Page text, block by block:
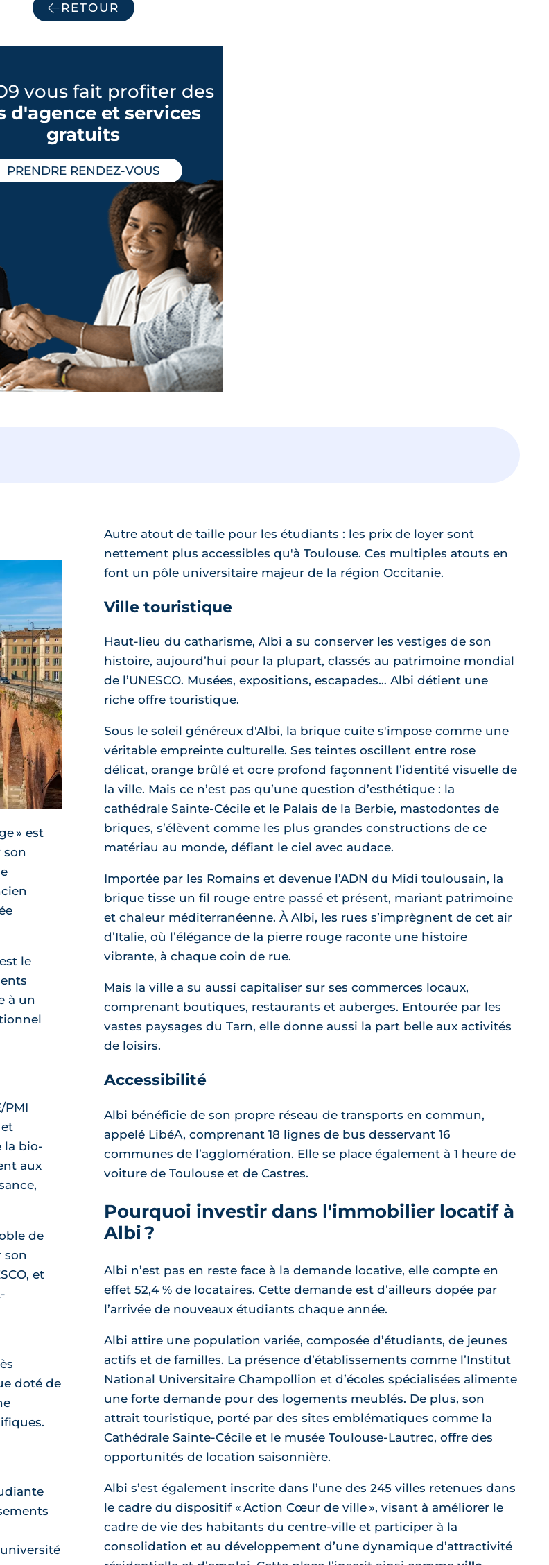
RETOUR
vous fait profiter des
d'agence et services
gratuits
PRENDRE RENDEZ-VOUS
» est
son
le
à un
PMI
la bio-
aux
de
son
et
doté de
Autre atout de taille pour les étudiants : les prix de loyer sont
nettement plus accessibles qu'à Toulouse. Ces multiples atouts en
font un pôle universitaire majeur de la région Occitanie.
Ville touristique
Haut-lieu du catharisme, Albi a su conserver les vestiges de son
histoire, aujourd’hui pour la plupart, classés au patrimoine mondial
de l’UNESCO. Musées, expositions, escapades… Albi détient une
riche offre touristique.
Sous le soleil généreux d'Albi, la brique cuite s'impose comme une
véritable empreinte culturelle. Ses teintes oscillent entre rose
délicat, orange brûlé et ocre profond façonnent l’identité visuelle de
la ville. Mais ce n’est pas qu’une question d’esthétique : la
cathédrale Sainte-Cécile et le Palais de la Berbie, mastodontes de
briques, s’élèvent comme les plus grandes constructions de ce
matériau au monde, défiant le ciel avec audace.
Importée par les Romains et devenue l’ADN du Midi toulousain, la
brique tisse un fil rouge entre passé et présent, mariant patrimoine
et chaleur méditerranéenne. À Albi, les rues s’imprègnent de cet air
d’Italie, où l’élégance de la pierre rouge raconte une histoire
vibrante, à chaque coin de rue.
Mais la ville a su aussi capitaliser sur ses commerces locaux,
comprenant boutiques, restaurants et auberges. Entourée par les
vastes paysages du Tarn, elle donne aussi la part belle aux activités
de loisirs.
Accessibilité
Albi bénéficie de son propre réseau de transports en commun,
appelé LibéA, comprenant 18 lignes de bus desservant 16
communes de l’agglomération. Elle se place également à 1 heure de
voiture de Toulouse et de Castres.
Pourquoi investir dans l'immobilier locatif à
Albi ?
Albi n’est pas en reste face à la demande locative, elle compte en
effet 52,4 % de locataires. Cette demande est d’ailleurs dopée par
l’arrivée de nouveaux étudiants chaque année.
Albi attire une population variée, composée d’étudiants, de jeunes
actifs et de familles. La présence d’établissements comme l’Institut
National Universitaire Champollion et d’écoles spécialisées alimente
une forte demande pour des logements meublés. De plus, son
attrait touristique, porté par des sites emblématiques comme la
Cathédrale Sainte-Cécile et le musée Toulouse-Lautrec, offre des
opportunités de location saisonnière.
Albi s’est également inscrite dans l’une des 245 villes retenues dans
le cadre du dispositif « Action Cœur de ville », visant à améliorer le
cadre de vie des habitants du centre-ville et participer à la
consolidation et au développement d’une dynamique d’attractivité